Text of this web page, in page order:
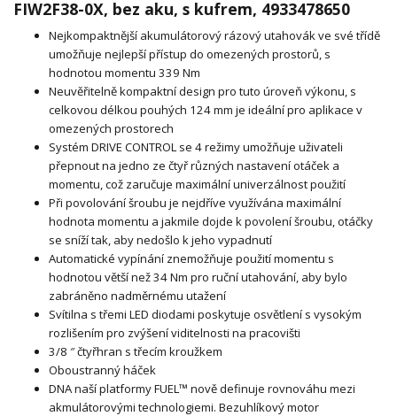
FIW2F38-0X, bez aku, s kufrem, 4933478650
Nejkompaktnější akumulátorový rázový utahovák ve své třídě
umožňuje nejlepší přístup do omezených prostorů, s
hodnotou momentu 339 Nm
Neuvěřitelně kompaktní design pro tuto úroveň výkonu, s
celkovou délkou pouhých 124 mm je ideální pro aplikace v
omezených prostorech
Systém DRIVE CONTROL se 4 režimy umožňuje uživateli
přepnout na jedno ze čtyř různých nastavení otáček a
momentu, což zaručuje maximální univerzálnost použití
Při povolování šroubu je nejdříve využívána maximální
hodnota momentu a jakmile dojde k povolení šroubu, otáčky
se sníží tak, aby nedošlo k jeho vypadnutí
Automatické vypínání znemožňuje použití momentu s
hodnotou větší než 34 Nm pro ruční utahování, aby bylo
zabráněno nadměrnému utažení
Svítilna s třemi LED diodami poskytuje osvětlení s vysokým
rozlišením pro zvýšení viditelnosti na pracovišti
3/8 ″ čtyřhran s třecím kroužkem
Oboustranný háček
DNA naší platformy FUEL™ nově definuje rovnováhu mezi
akmulátorovými technologiemi. Bezuhlíkový motor